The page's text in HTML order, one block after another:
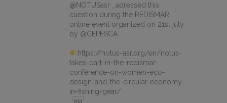
@NOTUSasr , adressed this
cuestion during the REDISMAR
online event organized on 21st july
by @CEPESCA
https://notus-asr.org/en/notus-
takes-part-in-the-redismar-
conference-on-women-eco-
design-and-the-circular-economy-
in-fishing-gear/